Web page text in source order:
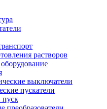
растворов
выключатели
пускатели